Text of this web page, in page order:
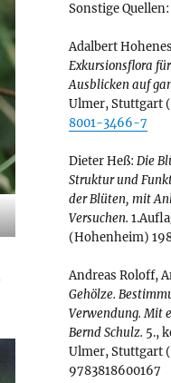
Sonstige Quellen:
Adalbert
Exkursionsflora
Ausblicken auf
Ulmer, Stuttgart
8001-3466-7
Dieter Heß: Die
Struktur und
der Blüten, mit
Versuchen.
(Hohenheim)
Andreas Roloff,
Gehölze.
Verwendung. Mit
Bernd Schulz. 5.,
Ulmer, Stuttgart
9783818600167